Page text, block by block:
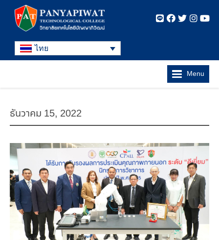
ไทย
Menu
ธันวาคม 15, 2022